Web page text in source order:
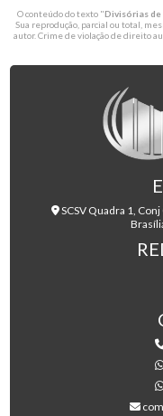
O conteúdo do texto "Divisórias
Sua reprodução, parcial ou total,
autor. Crime de violação de direito
SCSV Quadra 1,